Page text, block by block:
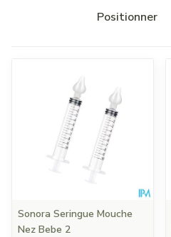
Trier par:
Sonora Seringue Mouche
Nez Bebe 2